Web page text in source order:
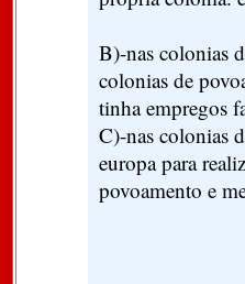
B)-nas colonias
colonias de
tinha empregos
C)-nas colonias
europa para
povoamento e